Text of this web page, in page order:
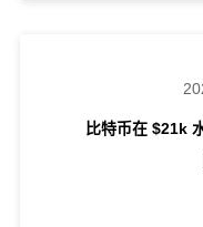
比特币在 $21k